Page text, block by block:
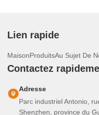
Lien rapide
MaisonProduitsAu Sujet De
Contactez
Adresse
Parc industriel Antonio,
Shenzhen, province du